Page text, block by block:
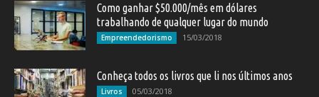
Como ganhar $50.000/mês em dólares
trabalhando de qualquer lugar do mundo
Empreendedorismo 15/03/2018
Conheça todos os livros que li nos últimos anos
Livros 05/03/2018